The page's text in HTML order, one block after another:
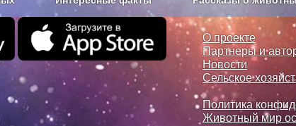
и без рекламы О проекте
О проекте
Партнеры и
Новости
Сельское
Политика
Животный мир